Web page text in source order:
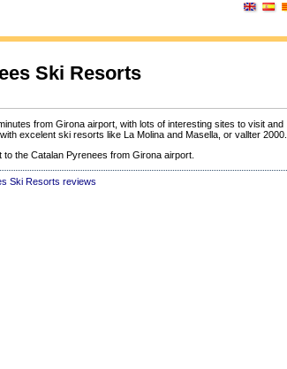
Ski Resorts
from Girona airport, with lots of interesting sites to visit and
excelent ski resorts like La Molina and Masella, or vallter 2000.
the Catalan Pyrenees from Girona airport.
Ski Resorts reviews